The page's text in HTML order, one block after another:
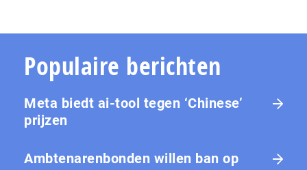
Populaire berichten
Meta biedt ai-tool tegen ‘Chinese’
prijzen
Ambtenarenbonden willen ban op